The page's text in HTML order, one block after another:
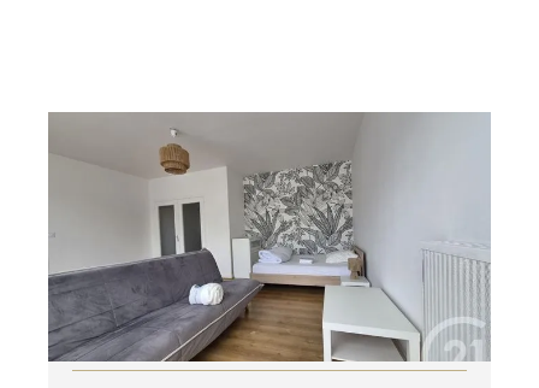
TROYES 10
, 1 pièce
Appartement Studio à louer
564 €
par mois charges comprises
Visiter le site dédié